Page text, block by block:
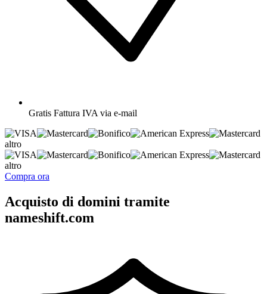
Gratis Fattura IVA via e-mail
altro
altro
Compra ora
Acquisto di domini tramite
nameshift.com